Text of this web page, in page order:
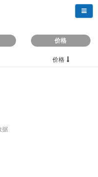
导航
价格
价格
据